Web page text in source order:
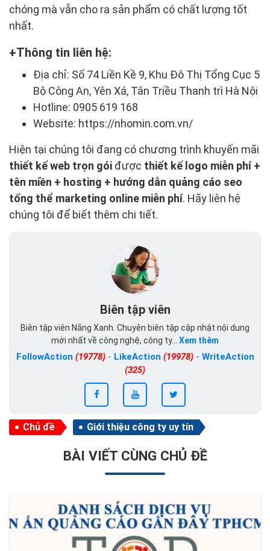
chóng mà vẫn cho ra sản phẩm có chất lượng tốt
nhất.
Thông tin liên hệ:
Địa chỉ: Số 74 Liền Kề 9, Khu Đô Thị Tổng Cục 5
Bộ Công An, Yên Xá, Tân Triều Thanh trì Hà Nội
Hotline: 0905 619 168
Website: https://nhomin.com.vn/
Hiện tại chúng tôi đang có chương trình khuyến mãi
thiết kế web trọn gói được thiết kế logo miễn phí +
tên miền + hosting + hướng dẫn quảng cáo seo
tổng thể marketing online miễn phí. Hãy liên hệ
chúng tôi để biết thêm chi tiết.
Biên tập viên
Biên tập viên Nắng Xanh. Chuyên biên tập cập nhật nội dung
mới nhất về công nghệ, công ty... Xem thêm
FollowAction (19778)- LikeAction (19978)- WriteAction
(325)
Chủ đề Giới thiệu công ty uy tín
BÀI VIẾT CÙNG CHỦ ĐỀ